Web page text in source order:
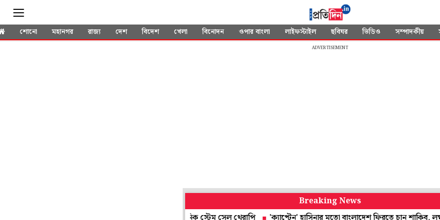
শোনো মহানগর রাজ্য দেশ বিদেশ খেলা বিনোদন ওপার বাংলা লাইফস্টাইল ছবিঘর ভিডিও সম্পাদকীয়
ADVERTISEMENT
Breaking News